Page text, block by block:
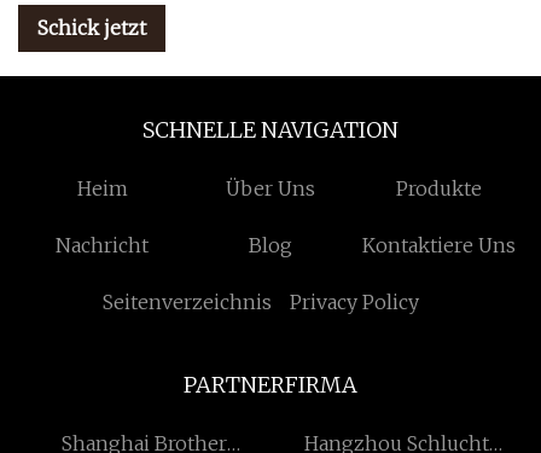
Schick jetzt
SCHNELLE NAVIGATION
Heim Über Uns Produkte
Nachricht Blog Kontaktiere Uns
Seitenverzeichnis Privacy Policy
PARTNERFIRMA
Shanghai Brother Hangzhou Schlucht